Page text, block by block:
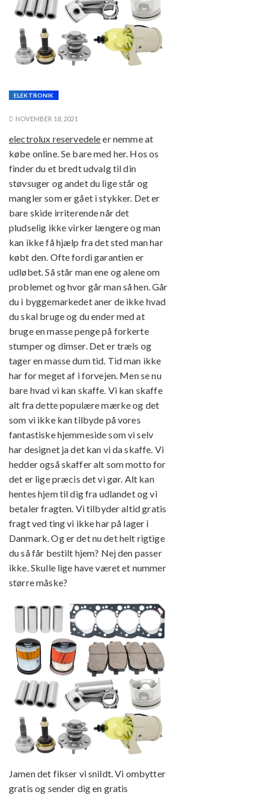
ELEKTRONIK
NOVEMBER 18, 2021
electrolux reservedeleer nemme at
købe online. Se bare med her. Hos os
finder du et bredt udvalg til din
støvsuger og andet du lige står og
mangler som er gået i stykker. Det er
bare skide irriterende når det
pludselig ikke virker længere og man
kan ikke få hjælp fra det sted man har
købt den. Ofte fordi garantien er
udløbet. Så står man ene og alene om
problemet og hvor går man så hen. Går
du i byggemarkedet aner de ikke hvad
du skal bruge og du ender med at
bruge en masse penge på forkerte
stumper og dimser. Det er træls og
tager en masse dum tid. Tid man ikke
har for meget af i forvejen. Men se nu
bare hvad vi kan skaffe. Vi kan skaffe
alt fra dette populære mærke og det
som vi ikke kan tilbyde på vores
fantastiske hjemmeside som vi selv
har designet ja det kan vi da skaffe. Vi
hedder også skaffer alt som motto for
det er lige præcis det vi gør. Alt kan
hentes hjem til dig fra udlandet og vi
betaler fragten. Vi tilbyder altid gratis
fragt ved ting vi ikke har på lager i
Danmark. Og er det nu det helt rigtige
du så får bestilt hjem? Nej den passer
ikke. Skulle lige have været et nummer
større måske?
Jamen det fikser vi snildt. Vi ombytter
gratis og sender dig en gratis